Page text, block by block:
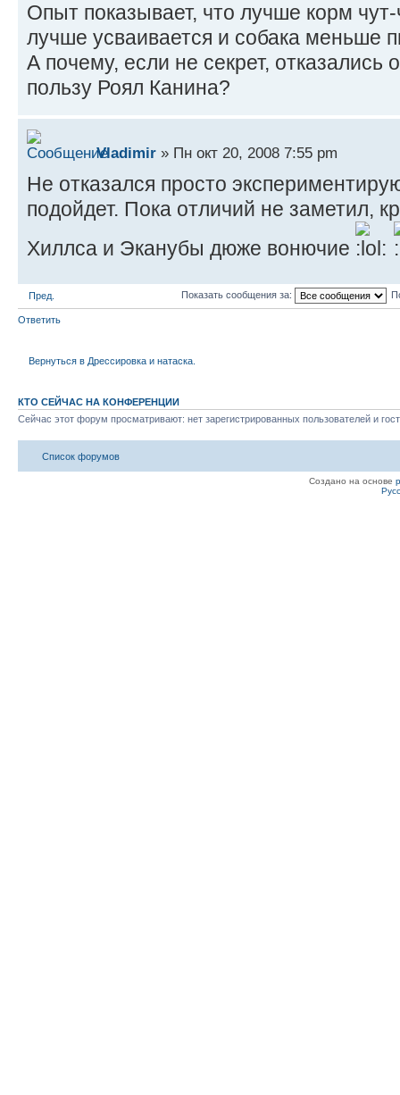
Опыт показывает, что лучше корм
лучше усваивается и собака меньше
А почему, если не секрет, отказались
пользу Роял Канина?
Vladimir » Пн окт 20, 2008 7:55 pm
Не отказался просто
подойдет. Пока отличий не заметил,
Хиллса и Эканубы дюже вонючие
Пред. Показать сообщения за:
Ответить
Вернуться в Дрессировка и натаска.
КТО СЕЙЧАС НА КОНФЕРЕНЦИИ
Сейчас этот форум просматривают: нет зарегистрированных пользователей и
Список форумов
Создано на основе